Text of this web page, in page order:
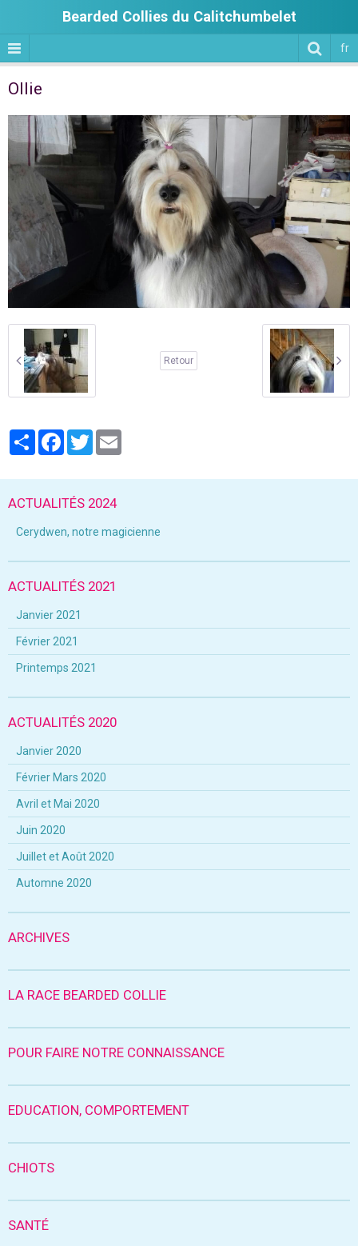
Bearded Collies du Calitchumbelet
fr
Ollie
Retour
PartagerFacebook
Twitter
ACTUALITÉS 2024
Cerydwen, notre magicienne
ACTUALITÉS 2021
Janvier 2021
Février 2021
Printemps 2021
ACTUALITÉS 2020
Janvier 2020
Février Mars 2020
Avril et Mai 2020
Juin 2020
Juillet et Août 2020
Automne 2020
ARCHIVES
LA RACE BEARDED COLLIE
POUR FAIRE NOTRE CONNAISSANCE
EDUCATION, COMPORTEMENT
CHIOTS
SANTÉ